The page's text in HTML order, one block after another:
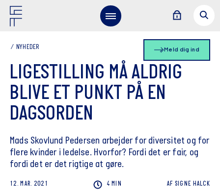
Meld dig ind
NYHEDER
LIGESTILLING MÅ ALDRIG
BLIVE ET PUNKT PÅ EN
DAGSORDEN
Mads Skovlund Pedersen arbejder for diversitet og for
flere kvinder i ledelse. Hvorfor? Fordi det er fair, og
fordi det er det rigtige at gøre.
12. MAR. 2021 4 MIN AF SIGNE HALCK